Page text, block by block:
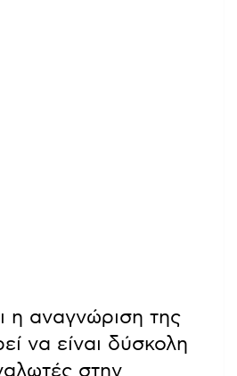
η αναγνώριση της
να είναι δύσκολη
στην